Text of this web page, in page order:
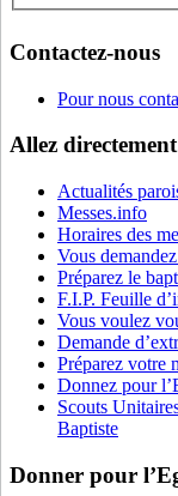
Contactez-nous
Pour nous
Allez
Actualités
Messes.info
Horaires des
Vous
Préparez le
F.I.P. Feuille
Vous voulez
Demande
Préparez votre
Donnez pour
Scouts
Baptiste
Donner pour